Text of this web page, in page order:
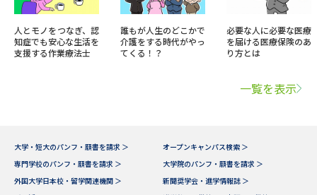
人とモノをつなぎ、認
知症でも安心な生活を
支援する作業療法士
誰もが人生のどこかで
介護をする時代がやっ
てくる！？
必要な人に必要な医療
を届ける医療保険のあ
り方とは
一覧を表示
大学・短大のパンフ・願書を請求 ＞
オープンキャンパス検索 ＞
専門学校のパンフ・願書を請求 ＞
大学院のパンフ・願書を請求 ＞
外国大学日本校・留学関連機関 ＞
新聞奨学会・進学情報誌 ＞